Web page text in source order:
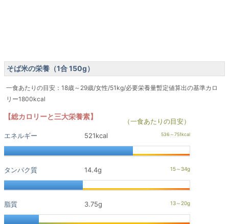
そば米の栄養（1合 150g）
一食あたりの目安：18歳～29歳/女性/51kg/必要栄養量暫定値算出の基準カロ
リー1800kcal
【総カロリーと三大栄養素】
（一食あたりの目安）
エネルギー
521kcal
タンパク質 14.4g
脂質 3.75g